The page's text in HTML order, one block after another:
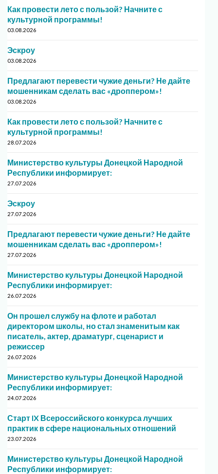
Как провести лето с пользой? Начните с
культурной программы!
03.08.2026
Эскроу
03.08.2026
Предлагают перевести чужие деньги? Не дайте
мошенникам сделать вас «дроппером»!
03.08.2026
Как провести лето с пользой? Начните с
культурной программы!
28.07.2026
Министерство культуры Донецкой Народной
Республики информирует:
27.07.2026
Эскроу
27.07.2026
Предлагают перевести чужие деньги? Не дайте
мошенникам сделать вас «дроппером»!
27.07.2026
Министерство культуры Донецкой Народной
Республики информирует:
26.07.2026
Он прошел службу на флоте и работал
директором школы, но стал знаменитым как
писатель, актер, драматург, сценарист и
режиссер
26.07.2026
Министерство культуры Донецкой Народной
Республики информирует:
24.07.2026
Старт IX Всероссийского конкурса лучших
практик в сфере национальных отношений
23.07.2026
Министерство культуры Донецкой Народной
Республики информирует: